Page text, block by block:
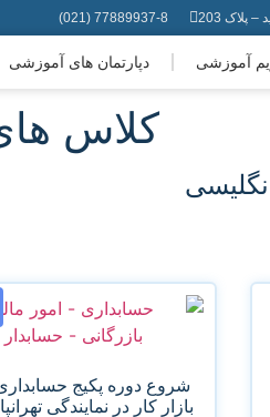
203
77889937-8 (021)
آموزشی دپارتمان های آموزشی
کلاس
شروع دوره پکیج
بازار کار در نمایندگی